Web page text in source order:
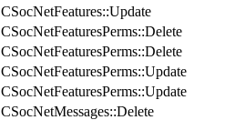
CSocNetFeatures::Update
CSocNetFeaturesPerms::Delete
CSocNetFeaturesPerms::Delete
CSocNetFeaturesPerms::Update
CSocNetFeaturesPerms::Update
CSocNetMessages::Delete